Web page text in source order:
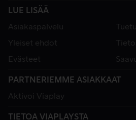
LUE LISÄÄ
Asiakaspalvelu
Yleiset ehdot
Evästeet
PARTNERIEMME ASIAKKAAT
Aktivoi Viaplay
TIETOA VIAPLAYSTA